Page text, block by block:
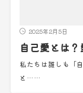
2025年2月5日
自己愛とは
私たちは誰しも「
と……